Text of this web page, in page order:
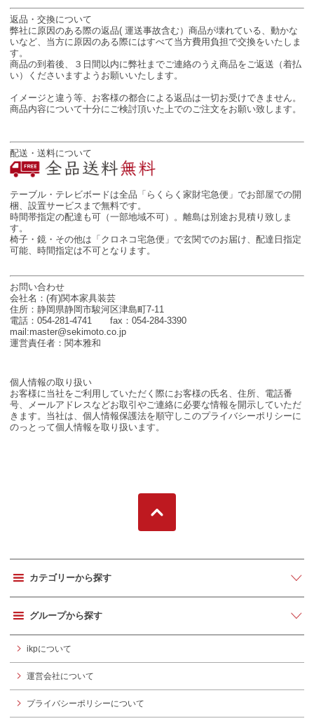
返品・交換について
弊社に原因のある際の返品( 運送事故含む）商品が壊れている、動かな
いなど、当方に原因のある際にはすべて当方費用負担で交換をいたしま
す。
商品の到着後、３日間以内に弊社までご連絡のうえ商品をご返送（着払
い）くださいますようお願いいたします。
イメージと違う等、お客様の都合による返品は一切お受けできません。
商品内容について十分にご検討頂いた上でのご注文をお願い致します。
配送・送料について
テーブル・テレビボードは全品「らくらく家財宅急便」でお部屋での開
梱、設置サービスまで無料です。
時間帯指定の配達も可（一部地域不可）。離島は別途お見積り致しま
す。
椅子・鏡・その他は「クロネコ宅急便」で玄関でのお届け、配達日指定
可能、時間指定は不可となります。
お問い合わせ
会社名：(有)関本家具装芸
住所：静岡県静岡市駿河区津島町7-11
電話：054-281-4741 fax：054-284-3390
mail:master@sekimoto.co.jp
運営責任者：関本雅和
個人情報の取り扱い
お客様に当社をご利用していただく際にお客様の氏名、住所、電話番
号、メールアドレスなどお取引やご連絡に必要な情報を開示していただ
きます。当社は、個人情報保護法を順守しこのプライバシーポリシーに
のっとって個人情報を取り扱います。
カテゴリーから探す
グループから探す
ikpについて
運営会社について
プライバシーポリシーについて